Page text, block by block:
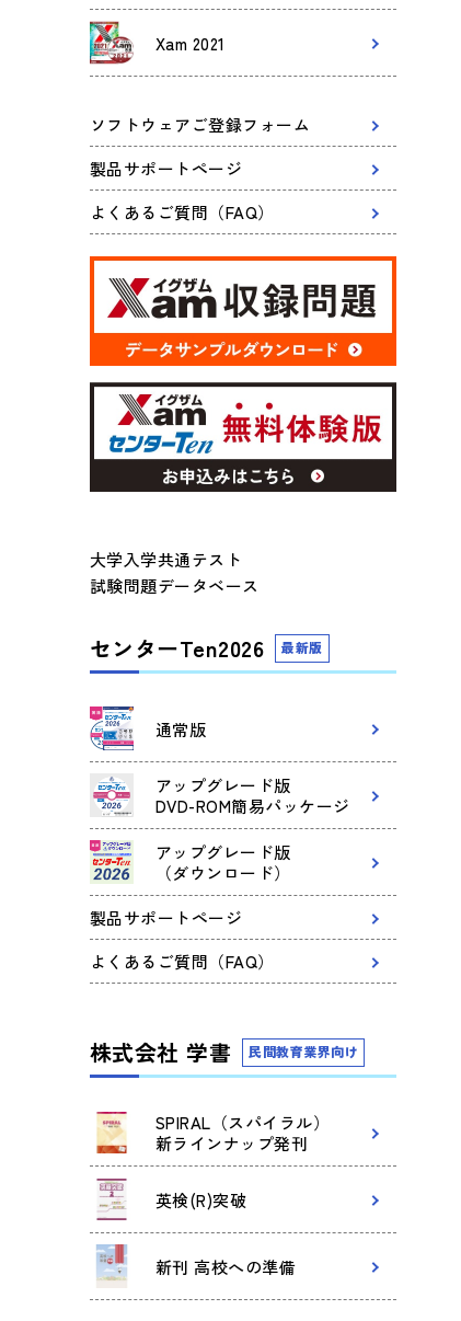
Xam 2021
ソフトウェアご登録フォーム
製品サポートページ
よくあるご質問（FAQ）
大学入学共通テスト
試験問題データベース
センターTen2026 最新版
通常版
アップグレード版
DVD-ROM簡易パッケージ
アップグレード版
（ダウンロード）
製品サポートページ
よくあるご質問（FAQ）
株式会社 学書 民間教育業界向け
SPIRAL（スパイラル）
新ラインナップ発刊
英検(R)突破
新刊 高校への準備